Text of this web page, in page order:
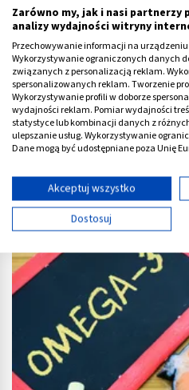
Dieta niskobiałkowa: jadłospis,
Zarówno my, jak i nasi partnerzy
analizy wydajności witryny
Przechowywanie informacji na urządzeniu
Wykorzystywanie ograniczonych danych
związanych z personalizacją reklam.
spersonalizowanych reklam. Tworzenie
Wykorzystywanie profili w doborze
wydajności reklam. Pomiar wydajności
statystyce lub kombinacji danych z
ulepszanie usług. Wykorzystywanie
Dane mogą być udostępniane poza Unię
Wyświetl listę partnerów (11
Używamy Twoich danych w następujących
Cele przetwarzania IAB:
Przechowywanie informacji
dostęp do nich
Wykorzystywanie
wyboru reklam
Tworzenie profili w celu
reklam
Akceptuj wszystko
Dostosuj